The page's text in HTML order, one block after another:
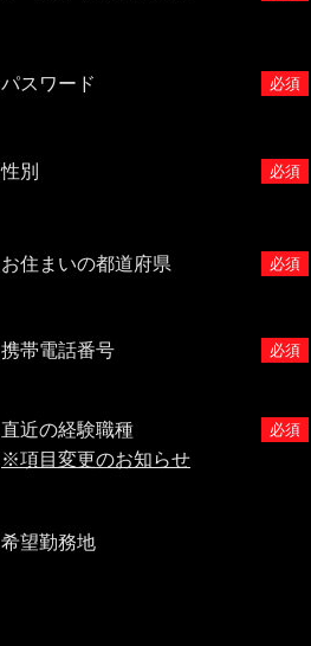
必須
パスワード
必須
性別
必須
お住まいの都道府県
必須
携帯電話番号
必須
直近の経験職種
※項目変更のお知らせ
希望勤務地